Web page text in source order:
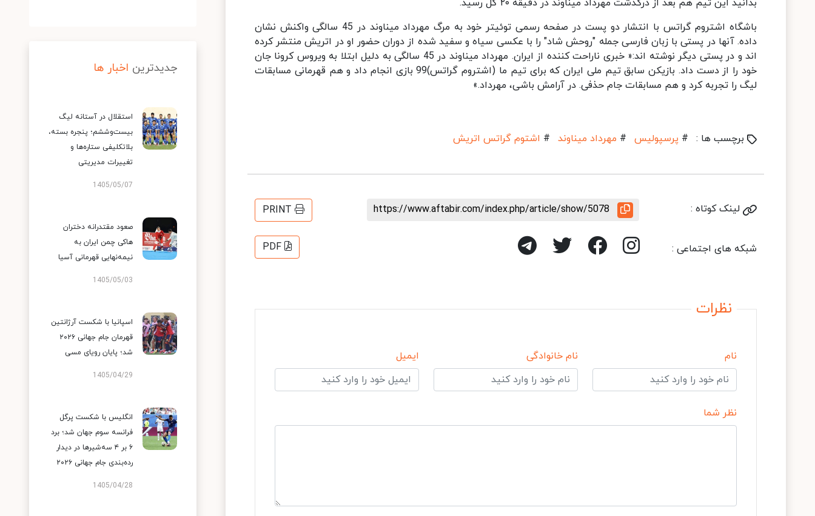
بدانید این تیم هم بعد از درگذشت مهرداد میناوند در دقیقه ۲۰ گل رسید.
باشگاه اشتروم گراتس با انتشار دو پست در صفحه رسمی توئیتر خود به مرگ مهرداد میناوند در 45 سالگی واکنش نشان
داده. آنها در پستی با زبان فارسی جمله "روحش شاد" را با عکسی سیاه و سفید شده از دوران حضور او در اتریش منتشر کرده
اند و در پستی دیگر نوشته اند:« خبری ناراحت کننده از ایران. مهرداد میناوند در 45 سالگی به دلیل ابتلا به ویروس کرونا جان
خود را از دست داد. بازیکن سابق تیم ملی ایران که برای تیم ما (اشتروم گراتس)99 بازی انجام داد و هم قهرمانی مسابقات
لیگ را تجربه کرد و هم مسابقات جام حذفی. در آرامش باشی، مهرداد.»
برچسب ها : # پرسپولیس # مهرداد میناوند # اشتوم گراتس اتریش
لینک کوتاه : https://www.aftabir.com/index.php/article/show/5078
PRINT
شبکه های اجتماعی : PDF
نظرات
نام نام خانوادگی ایمیل
نظر شما
جدیدترین اخبار ها
استقلال در آستانه لیگ
بیست‌وششم؛ پنجره بسته،
بلاتکلیفی ستاره‌ها و
تغییرات مدیریتی
1405/05/07
صعود مقتدرانه دختران
هاکی چمن ایران به
نیمه‌نهایی قهرمانی آسیا
1405/05/03
اسپانیا با شکست آرژانتین
قهرمان جام جهانی ۲۰۲۶
شد؛ پایان رویای مسی
1405/04/29
انگلیس با شکست پرگل
فرانسه سوم جهان شد؛ برد
۶ بر ۴ سه‌شیرها در دیدار
رده‌بندی جام جهانی ۲۰۲۶
1405/04/28